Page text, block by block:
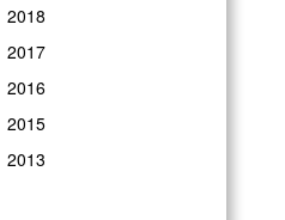
2018
2017
2016
2015
2013